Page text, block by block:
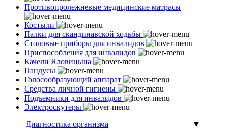
Противопролежневые медицинские матрасы
Костыли
Палки для скандинавской ходьбы
Столовые приборы для инвалидов
Приспособления для инвалидов
Качели Яловицына
Пандусы
Голосообразующий аппарат
Средства личной гигиены
Подъемники для инвалидов
Электроскутеры
Диагностика организма
▼